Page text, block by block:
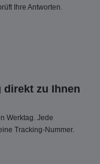
Ihre Antworten.
direkt zu Ihnen
Werktag. Jede
Tracking-Nummer.